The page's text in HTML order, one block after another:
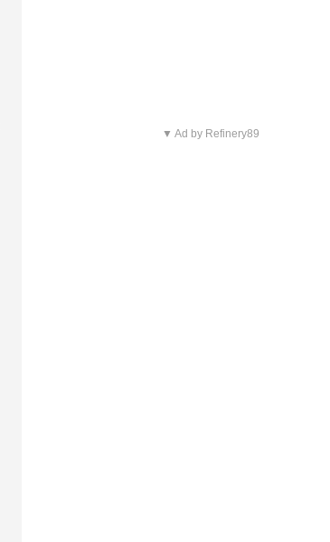
▼ Ad by Refinery89